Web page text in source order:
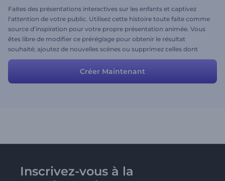
Faites des présentations interactives sur les enfants et captivez
l'attention de votre public. Utilisez cette histoire toute faite comme
source d’inspiration pour votre propre présentation animée. Vous
êtes libre de modifier ce préréglage pour obtenir le résultat
souhaité; ajoutez de nouvelles scènes ou supprimez celles dont
vous n'avez pas besoin.
Créer Maintenant
Inscrivez-vous à la